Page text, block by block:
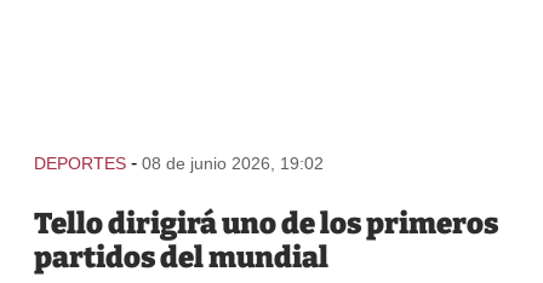
DEPORTES - 08 de junio 2026, 19:02
Tello dirigirá uno de los primeros
partidos del mundial